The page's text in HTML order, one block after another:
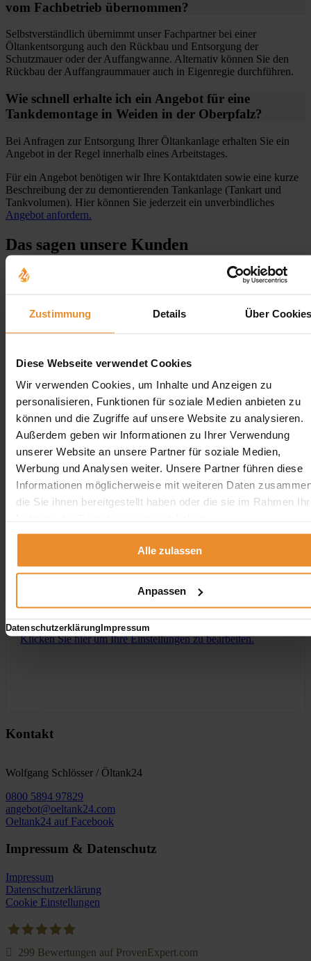
Zustimmung Details Über
Diese Webseite verwendet Cookies
Wir verwenden Cookies, um Inhalte und Anzeigen zu
personalisieren, Funktionen für soziale Medien anbieten zu
können und die Zugriffe auf unsere Website zu analysieren.
Außerdem geben wir Informationen zu Ihrer Verwendung
unserer Website an unsere Partner für soziale Medien,
Werbung und Analysen weiter. Unsere Partner führen diese
Informationen möglicherweise mit weiteren Daten
die Sie ihnen bereitgestellt haben oder die sie im Rahmen
Alle zulassen
Anpassen
DatenschutzerklärungImpressum
vom Fachbetrieb übernommen?
Selbstverständlich übernimmt unser Fachpartner bei einer
Öltankentsorgung auch den Rückbau und Entsorgung der
Schutzmauer oder der Auffangwanne. Alternativ können Sie den
Rückbau der Auffangraummauer auch in Eigenregie durchführen.
Wie schnell erhalte ich ein Angebot für eine
Tankdemontage in Weiden in der Oberpfalz?
Bei Anfragen zur Entsorgung Ihrer Öltankanlage erhalten Sie ein
Angebot in der Regel innerhalb eines Arbeitstages.
Für ein Angebot benötigen wir Ihre Kontaktdaten sowie eine kurze
Beschreibung der zu demontierenden Tankanlage (Tankart und
Tankvolumen). Hier können Sie jederzeit ein unverbindliches
Angebot anfordern.
Das sagen unsere Kunden
Klicken Sie hier um Ihre Einstellungen zu bearbeiten.
Jetzt individuelle Anfrage senden. Klicken Sie
hier!
Wir freuen uns auf Ihre Anfrage und senden Ihnen
Klicken Sie hier um Ihre Einstellungen zu bearbeiten.
Kontakt
Wolfgang Schlösser / Öltank24
0800 5894 97829
angebot@oeltank24.com
Oeltank24 auf Facebook
Impressum & Datenschutz
Impressum
Datenschutzerklärung
Cookie Einstellungen
299 Bewertungen auf ProvenExpert.com